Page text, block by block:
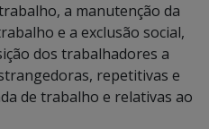
a manutenção da
e a exclusão social,
dos trabalhadores a
repetitivas e
de trabalho e relativas ao